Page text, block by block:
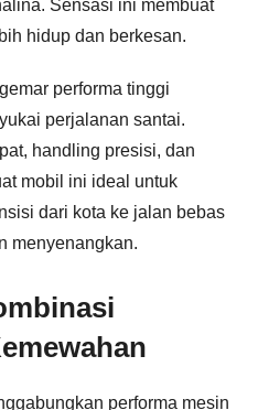
Sensasi ini membuat
hidup dan berkesan.
performa tinggi
perjalanan santai.
handling presisi, dan
mobil ini ideal untuk
dari kota ke jalan bebas
menyenangkan.
performa mesin